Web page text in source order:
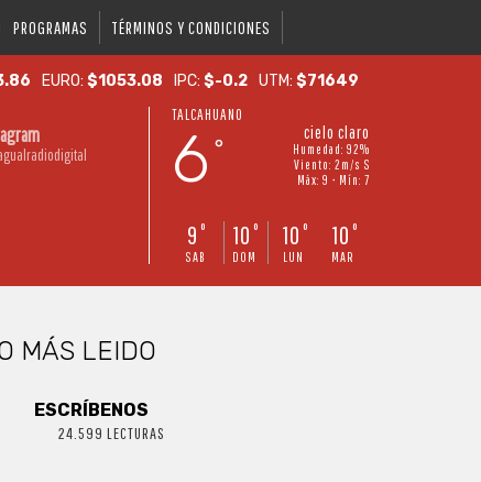
PROGRAMAS TÉRMINOS Y CONDICIONES
EURO:$1053.08 IPC:$-0.2 UTM:$71649
TALCAHUANO
6 °
cielo claro
Humedad: 92%
Viento: 2m/s S
Máx: 9 • Mín: 7
9 °
SAB
10 °
DOM
10 °
LUN
10 °
MAR
MÁS LEIDO
ESCRÍBENOS
24.599 LECTURAS